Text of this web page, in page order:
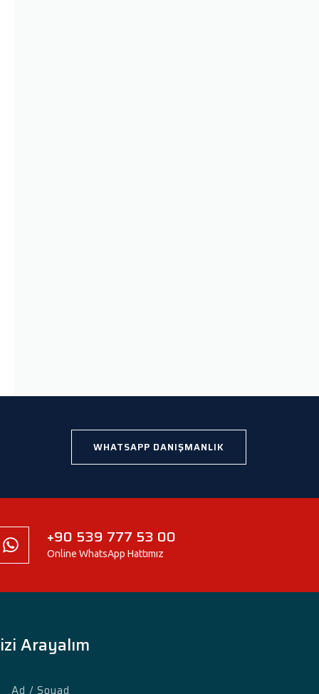
WHATSAPP DANIŞMANLIK
+90 539 777 53 00
Online WhatsApp Hattımız
Arayalım